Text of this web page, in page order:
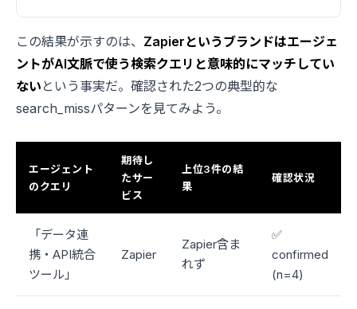
この結果が示すのは、 Zapierというブランドはエージェ
ントがAI文脈で使う検索クエリと意味的にマッチしてい
ない という事実だ。確認された2つの典型的な
search_missパターンを見てみよう。
エージェント
のクエリ
期待し
たサー
ビス
上位3件の結
果
確認状況
「データ連
携・API統合
ツール」
Zapier
Zapier含ま
れず
✅
confirmed
(n=4)